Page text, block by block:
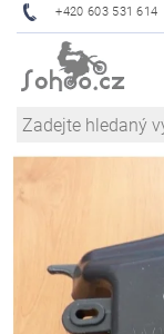
+420 603 531 614